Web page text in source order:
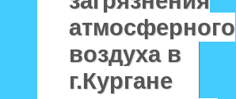
атмосферного
воздуха в
г.Кургане